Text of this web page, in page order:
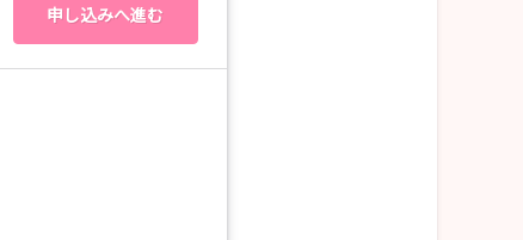
申し込みへ進む